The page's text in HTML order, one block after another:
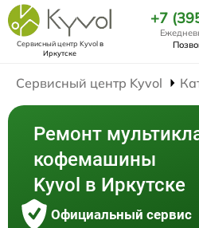
Сервисный центр Kyvolв
Иркутске
+7
Сервисный центр Kyvol
Ремонт
кофемашины
Kyvol в Иркутске
Официальный сервис